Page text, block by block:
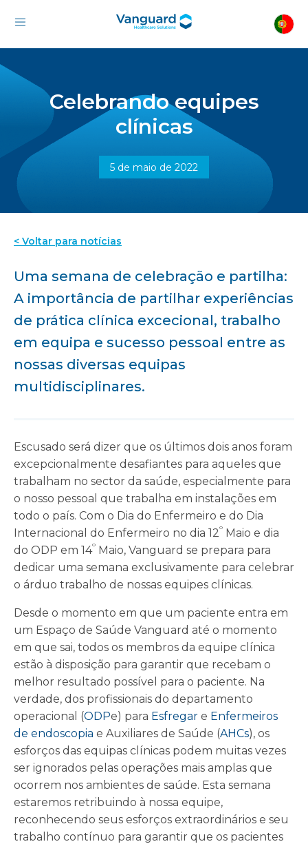
Celebrando equipes
clínicas
5 de maio de 2022
< Voltar para notícias
Uma semana de celebração e partilha:
A importância de partilhar experiências
de prática clínica excecional, trabalho
em equipa e sucesso pessoal entre as
nossas diversas equipas
multidisciplinares.
Escusado será dizer que os últimos dois anos foram
excepcionalmente desafiantes para aqueles que
trabalham no sector da saúde, especialmente para
o nosso pessoal que trabalha em instalações em
todo o país. Com o Dia do Enfermeiro e do Dia
Internacional do Enfermeiro no dia 12º Maio e dia
do ODP em 14º Maio, Vanguard se prepara para
dedicar uma semana exclusivamente para celebrar
o árduo trabalho de nossas equipes clínicas.
Desde o momento em que um paciente entra em
um Espaço de Saúde Vanguard até o momento
em que sai, todos os membros da equipe clínica
estão à disposição para garantir que recebam o
melhor resultado possível para o paciente. Na
verdade, dos profissionais do departamento
operacional (ODPe) para Esfregar e Enfermeiros
de endoscopia e Auxiliares de Saúde (AHCs), os
esforços das equipas clínicas podem muitas vezes
ser ignorados pelas operações mais amplas que
ocorrem nos ambientes de saúde. Esta semana
estaremos retribuindo à nossa equipe,
reconhecendo seus esforços extraordinários e seu
trabalho contínuo para garantir que os pacientes